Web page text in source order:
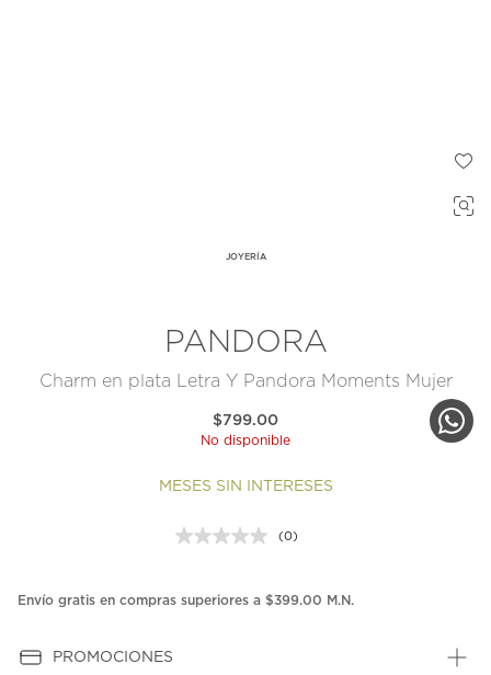
JOYERÍA
PANDORA
Charm en plata Letra Y Pandora Moments Mujer
$799.00
No disponible
MESES SIN INTERESES
Sin
en
(0)
Envío gratis en compras superiores a $399.00 M.N.
PROMOCIONES